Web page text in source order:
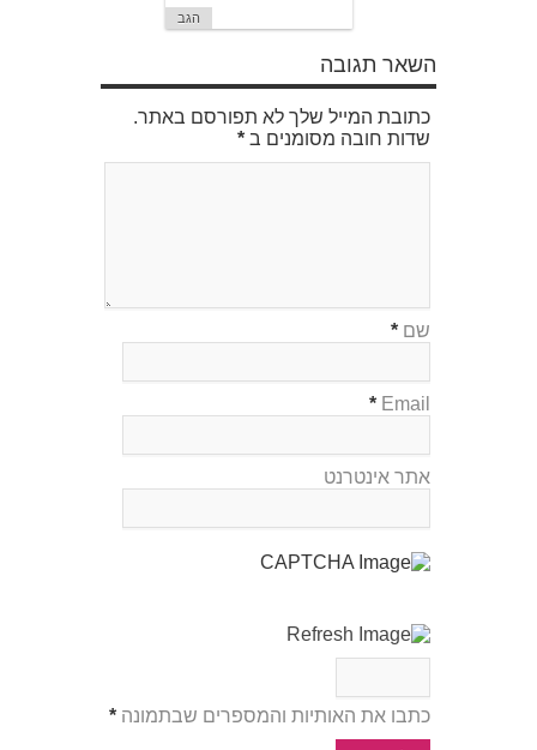
הגב
השאר תגובה
כתובת המייל שלך לא תפורסם באתר.
שדות חובה מסומנים ב *
שם *
Email
*
אתר אינטרנט
כתבו את האותיות והמספרים שבתמונה *